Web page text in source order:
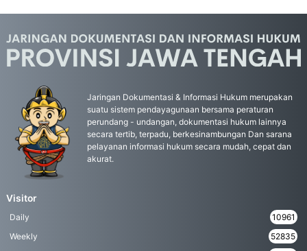
Jaringan Dokumentasi & Informasi Hukum merupakan
suatu sistem pendayagunaan bersama peraturan
perundang - undangan, dokumentasi hukum lainnya
secara tertib, terpadu, berkesinambungan Dan sarana
pelayanan informasi hukum secara mudah, cepat dan
akurat.
Visitor
Daily
10961
Weekly
52835